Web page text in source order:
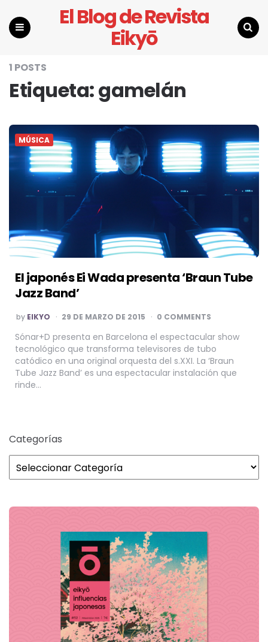
El Blog de Revista
Eikyō
1 POSTS
Etiqueta:gamelán
MÚSICA
El japonés Ei Wada presenta ‘Braun Tube
Jazz Band’
POSTED
BY
by EIKYO 29 DE MARZO DE 2015 0 COMMENTS
Sónar+D presenta en Barcelona el espectacular show
tecnológico que transforma televisores de tubo
catódico en una original orquesta del s.XXI. La ‘Braun
Tube Jazz Band’ es una espectacular instalación que
rinde…
Categorías